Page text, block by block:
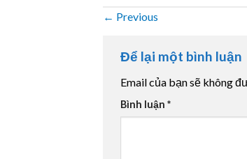
← Previous
Để lại một bình luận
Email của bạn sẽ không
Bình luận *